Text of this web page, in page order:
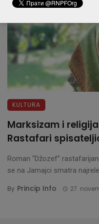
KULTURA
Marksizam i
Rastafari
Roman “Džozef”
se na Jamajci smatra
By Princip Info 27.